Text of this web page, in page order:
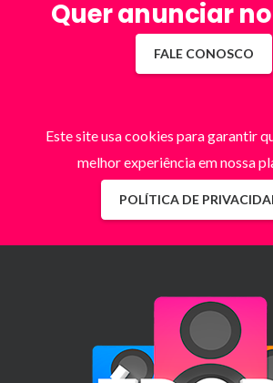
Quer anunciar no
FALE CONOSCO
Este site usa cookies para garantir
melhor experiência em nossa
POLÍTICA DE